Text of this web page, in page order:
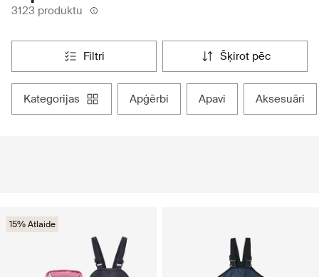
3123 produktu
filtri šķirot pēc
kategorijas apģērbi apavi aksesuāri
15% Atlaide